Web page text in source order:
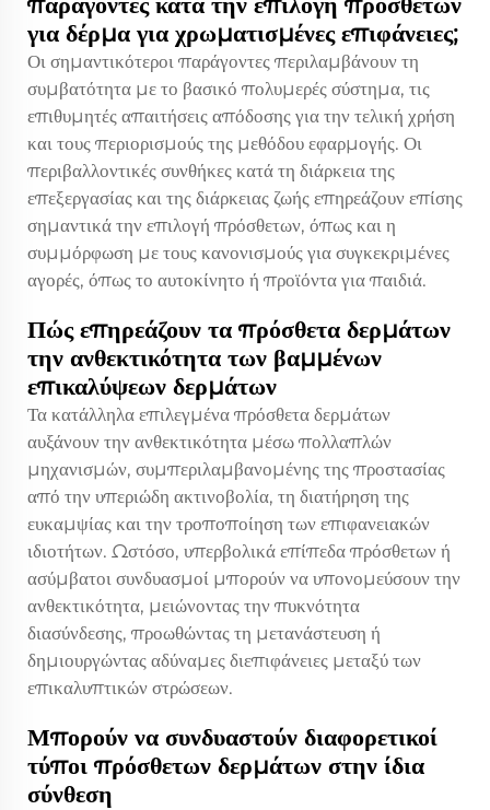
για δέρμα για χρωματισμένες επιφάνειες;
Οι σημαντικότεροι παράγοντες περιλαμβάνουν τη
συμβατότητα με το βασικό πολυμερές σύστημα, τις
επιθυμητές απαιτήσεις απόδοσης για την τελική χρήση
και τους περιορισμούς της μεθόδου εφαρμογής. Οι
περιβαλλοντικές συνθήκες κατά τη διάρκεια της
επεξεργασίας και της διάρκειας ζωής επηρεάζουν επίσης
σημαντικά την επιλογή πρόσθετων, όπως και η
συμμόρφωση με τους κανονισμούς για συγκεκριμένες
αγορές, όπως το αυτοκίνητο ή προϊόντα για παιδιά.
Πώς επηρεάζουν τα πρόσθετα δερμάτων
την ανθεκτικότητα των βαμμένων
επικαλύψεων δερμάτων
Τα κατάλληλα επιλεγμένα πρόσθετα δερμάτων
αυξάνουν την ανθεκτικότητα μέσω πολλαπλών
μηχανισμών, συμπεριλαμβανομένης της προστασίας
από την υπεριώδη ακτινοβολία, τη διατήρηση της
ευκαμψίας και την τροποποίηση των επιφανειακών
ιδιοτήτων. Ωστόσο, υπερβολικά επίπεδα πρόσθετων ή
ασύμβατοι συνδυασμοί μπορούν να υπονομεύσουν την
ανθεκτικότητα, μειώνοντας την πυκνότητα
διασύνδεσης, προωθώντας τη μετανάστευση ή
δημιουργώντας αδύναμες διεπιφάνειες μεταξύ των
επικαλυπτικών στρώσεων.
Μπορούν να συνδυαστούν διαφορετικοί
τύποι πρόσθετων δερμάτων στην ίδια
σύνθεση